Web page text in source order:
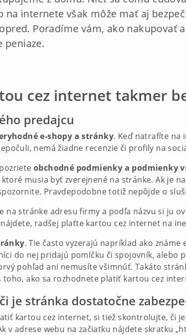
internete však môže mať aj
Poradíme vám, ako nakupovať
peniaze.
cez internet takmer
predajcu
e-shopy a stránky. Keď natrafíte na
nemá žiadne recenzie či profily na
obchodné podmienky a podmienky
musia byť zverejnené na stránke. Ak je
Pravdepodobne totiž nepôjde o
na stránke adresu firmy a podľa názvu si ju
radšej plaťte kartou cez internet na
. Tie často vyzerajú napríklad ako známe
do nej pridajú pomlčku či spojovník, alebo
pohľad ani nemusíte všimnúť. Takáto
toho, ako sa rozhodnete platiť kartou cez
je stránka dostatočne
kartou cez internet, si tiež skontrolujte, či
v adrese webu na začiatku nájdete skratku